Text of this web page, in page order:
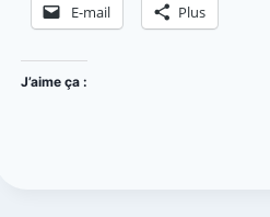
E-mail Plus
J’aime ça :